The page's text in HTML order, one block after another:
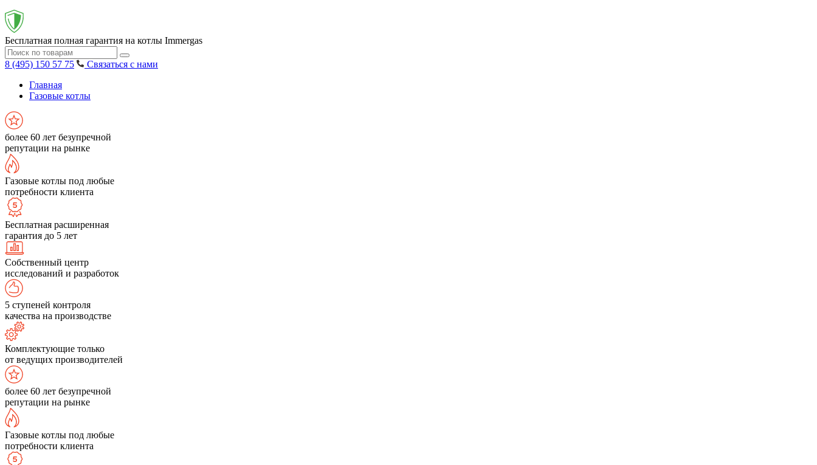
Бесплатная полная гарантия на котлы Immergas
8 (495) 150 57 75
Связаться с нами
Главная
Газовые котлы
более 60 лет безупречной
репутации на рынке
Газовые котлы под любые
потребности клиента
Бесплатная расширенная
гарантия до 5 лет
Собственный центр
исследований и разработок
5 ступеней контроля
качества на производстве
Комплектующие только
от ведущих производителей
более 60 лет безупречной
репутации на рынке
Газовые котлы под любые
потребности клиента